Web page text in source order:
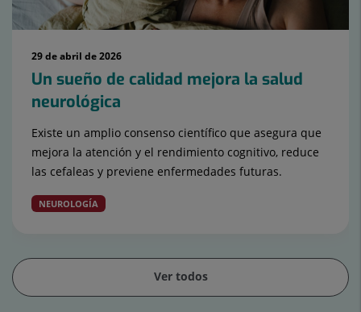
29 de abril de 2026
Un sueño de calidad mejora la salud
neurológica
Existe un amplio consenso científico que asegura que
mejora la atención y el rendimiento cognitivo, reduce
las cefaleas y previene enfermedades futuras.
NEUROLOGÍA
Ver todos